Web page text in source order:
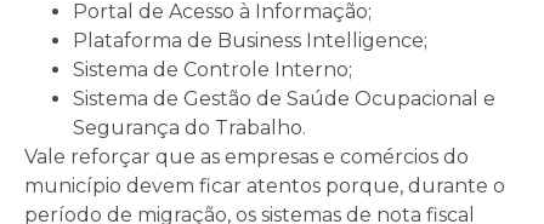
Portal de Acesso à Informação;
Plataforma de Business Intelligence;
Sistema de Controle Interno;
Sistema de Gestão de Saúde Ocupacional e
Segurança do Trabalho.
Vale reforçar que as empresas e comércios do
município devem ficar atentos porque, durante o
período de migração, os sistemas de nota fiscal